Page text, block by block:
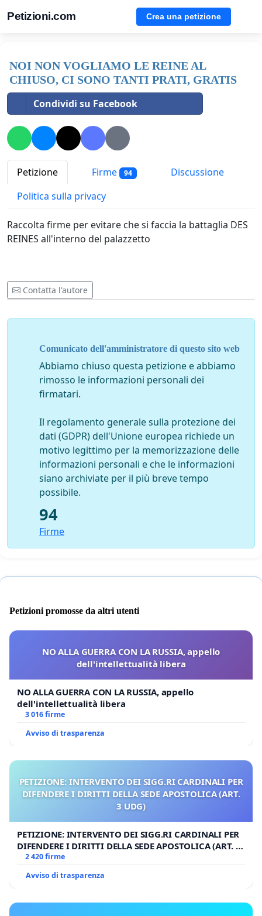
Petizioni.com Crea una petizione
NOI NON VOGLIAMO LE REINE AL
CHIUSO, CI SONO TANTI PRATI, GRATIS
Condividi su Facebook
Petizione Firme 94
Discussione
Politica sulla privacy
Raccolta firme per evitare che si faccia la battaglia DES
REINES all'interno del palazzetto
Contatta l'autore
Comunicato dell'amministratore di questo sito web
Abbiamo chiuso questa petizione e abbiamo
rimosso le informazioni personali dei
firmatari.
Il regolamento generale sulla protezione dei
dati (GDPR) dell'Unione europea richiede un
motivo legittimo per la memorizzazione delle
informazioni personali e che le informazioni
siano archiviate per il più breve tempo
possibile.
94
Firme
Petizioni promosse da altri utenti
NO ALLA GUERRA CON LA RUSSIA, appello
dell'intellettualità libera
NO ALLA GUERRA CON LA RUSSIA, appello
dell'intellettualità libera
3 016 firme
Avviso di trasparenza
PETIZIONE: INTERVENTO DEI SIGG.RI CARDINALI PER
DIFENDERE I DIRITTI DELLA SEDE APOSTOLICA (ART.
3 UDG)
PETIZIONE: INTERVENTO DEI SIGG.RI CARDINALI PER
DIFENDERE I DIRITTI DELLA SEDE APOSTOLICA (ART. 3
UDG)
2 420 firme
Avviso di trasparenza